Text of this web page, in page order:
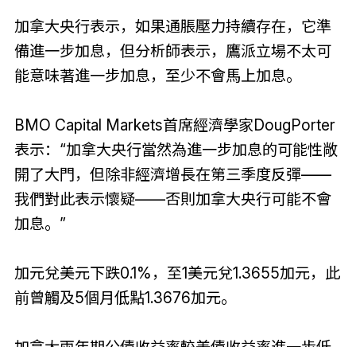
加拿大央行表示，如果通脹壓力持續存在，它準
備進一步加息，但分析師表示，鷹派立場不太可
能意味著進一步加息，至少不會馬上加息。
BMO Capital Markets首席經濟學家DougPorter
表示：“加拿大央行當然為進一步加息的可能性敞
開了大門，但除非經濟增長在第三季度反彈——
我們對此表示懷疑——否則加拿大央行可能不會
加息。”
加元兌美元下跌0.1%，至1美元兌1.3655加元，此
前曾觸及5個月低點1.3676加元。